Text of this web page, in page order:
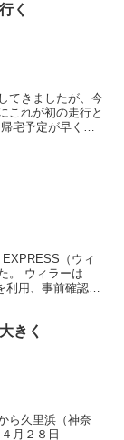
く
てきましたが、今
これが初の走行と
宅予定が早く、
（ウィ
。 ウィラーは
利用、事前確認も
きく
ら久里浜（神奈
月２８日